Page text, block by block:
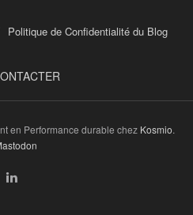
Politique de Confidentialité du Blog
en Performance durable chez Kosmio.